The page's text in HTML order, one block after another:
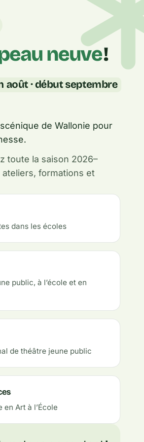
neuve!
août · début septembre
de Wallonie pour
toute la saison 2026–
formations et
dans les écoles
public, à l’école et en
de théâtre jeune public
Art à l’École